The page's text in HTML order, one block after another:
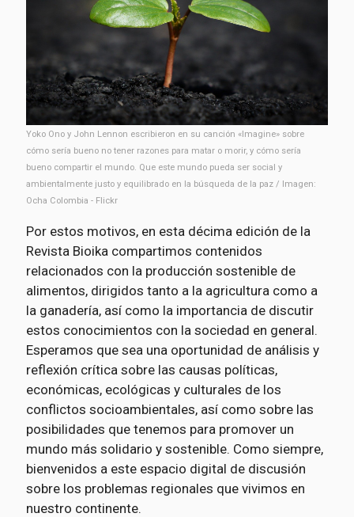
Yoko Ono y John Lennon escribieron en su canción «Imagine» sobre
cómo sería bueno no tener razones para matar o morir, y cómo sería
bueno compartir el mundo. Que este mundo pueda ser social y
ambientalmente justo y equilibrado en la búsqueda de la paz / Imagen:
Ocha Colombia - Flickr
Por estos motivos, en esta décima edición de la
Revista Bioika compartimos contenidos
relacionados con la producción sostenible de
alimentos, dirigidos tanto a la agricultura como a
la ganadería, así como la importancia de discutir
estos conocimientos con la sociedad en general.
Esperamos que sea una oportunidad de análisis y
reflexión crítica sobre las causas políticas,
económicas, ecológicas y culturales de los
conflictos socioambientales, así como sobre las
posibilidades que tenemos para promover un
mundo más solidario y sostenible. Como siempre,
bienvenidos a este espacio digital de discusión
sobre los problemas regionales que vivimos en
nuestro continente.